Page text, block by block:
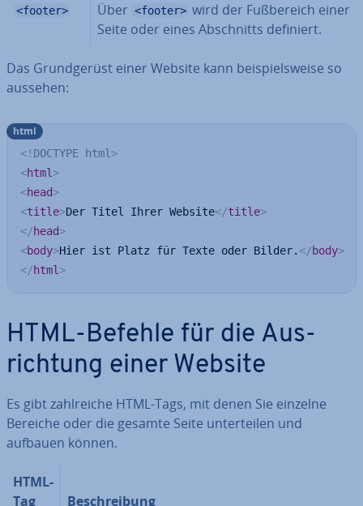
<footer> Über <footer> wird der Fuß­be­reich einer
Seite oder eines Ab­schnitts definiert.
Das Grund­ge­rüst einer Website kann bei­spiels­wei­se so
aussehen:
<! DOCTYPE html >
<html >
<head>
<title>Der Titel Ihrer Website</title>
</head>
<body>Hier ist Platz für Texte oder Bilder. </body>
</html >
html
HTML-Befehle für die Aus­
rich­tung einer Website
Es gibt zahl­rei­che HTML-Tags, mit denen Sie einzelne
Bereiche oder die gesamte Seite un­ter­tei­len und
aufbauen können.
HTML-
Tag
Be­schrei­bung